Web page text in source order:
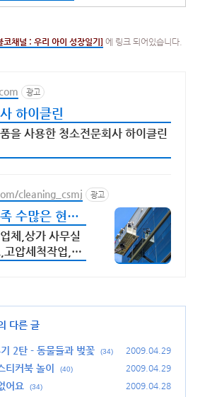
코채널 : 우리 아이 성장일기] 에 링크 되어있습니다.
광고
하이클린
을 사용한 청소전문회사 하이클린
cleaning_csmj 광고
수많은 현장
체,상가 사무실
고압세척작업,입
다른 글
2탄 - 동물들과 벚꽃 (34) 2009.04.29
티커북 놀이 (40) 2009.04.29
어요 (34) 2009.04.28